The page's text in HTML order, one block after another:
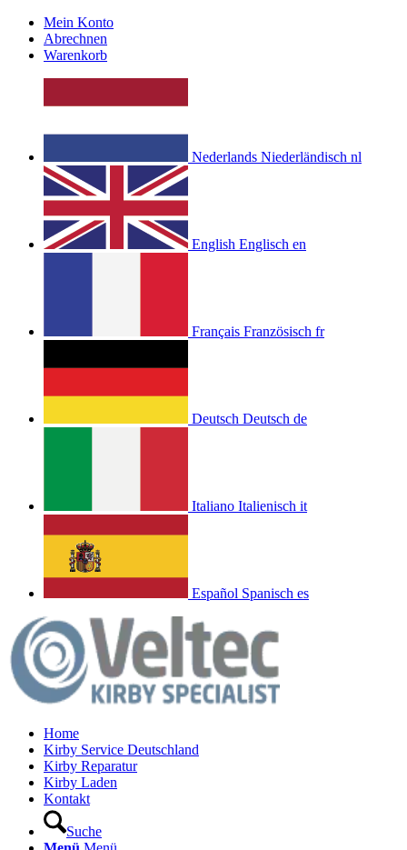
Mein Konto
Abrechnen
Warenkorb
Nederlands Niederländisch nl
English Englisch en
Français Französisch fr
Deutsch Deutsch de
Italiano Italienisch it
Español Spanisch es
Home
Kirby Service Deutschland
Kirby Reparatur
Kirby Laden
Kontakt
Suche